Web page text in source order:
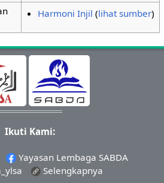
Harmoni Injil (lihat sumber)
Ikuti Kami:
Yayasan Lembaga SABDA
Selengkapnya